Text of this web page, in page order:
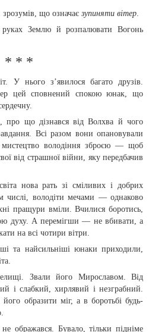
що означає зупиняти вітер.
Землю й розпалювати Вогонь
* * *
У нього з’явилося багато друзів.
цей сповнений спокою юнак, що
про що дізнався від Волхва й чого
Всі разом вони опановували
мистецтво володіння зброєю — щоб
від страшної війни, яку передбачив
нова рать зі сміливих і добрих
числі, володіти мечами — однаково
пращури вміли. Вчилися боротись,
духу. А перемігши — не вбивати, а
на всі чотири вітри.
та найсильніші юнаки приходили,
Звали його Мирославом. Від
і слабкий, хирлявий і незграбний.
образити міг, а в боротьбі будь-
ображався. Бувало, тільки підніме